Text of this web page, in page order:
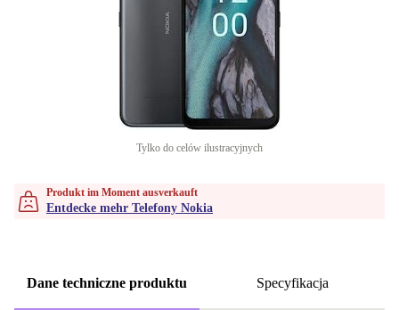
Tylko do celów ilustracyjnych
Produkt im Moment ausverkauft
Entdecke mehr Telefony Nokia
Dane techniczne produktu Specyfikacja